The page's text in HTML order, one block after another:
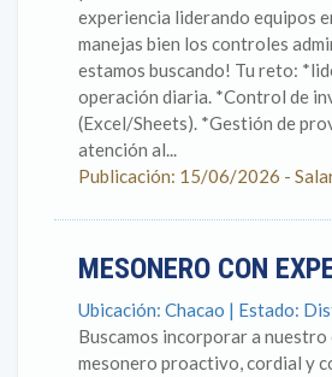
experiencia liderando equipos
manejas bien los controles
estamos buscando! Tu reto:
operación diaria. *Control de
(Excel/Sheets). *Gestión de
atención al...
Publicación: 15/06/2026 -
MESONERO CON
Ubicación: Chacao | Estado:
Buscamos incorporar a nuestro
mesonero proactivo, cordial y